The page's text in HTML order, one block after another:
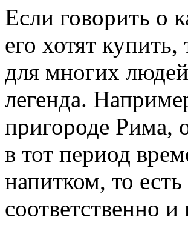
Если говорить о
его хотят
для многих
легенда.
пригороде Рима,
в тот период
напитком, то
соответственно